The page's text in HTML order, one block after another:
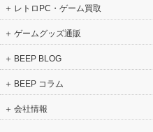
レトロPC・ゲーム買取
ゲームグッズ通販
BEEP BLOG
BEEP コラム
会社情報